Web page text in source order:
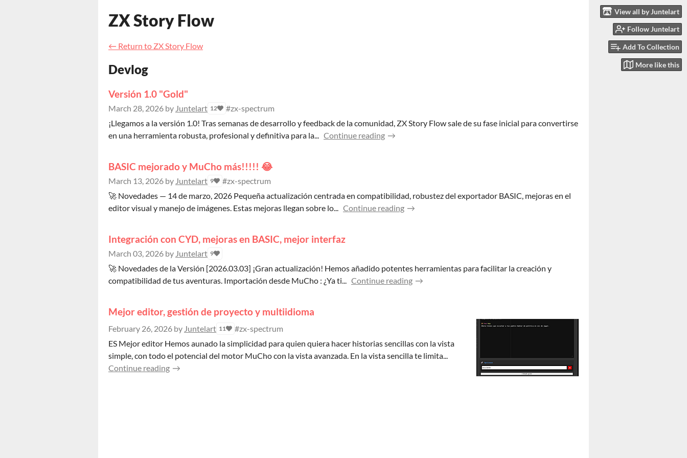
View all by Juntelart
Follow Juntelart
Add To Collection
More like this
ZX Story Flow
← Return to ZX Story Flow
Devlog
Versión 1.0 "Gold"
March 28, 2026 by Juntelart 12
#zx-spectrum
¡Llegamos a la versión 1.0! Tras semanas de desarrollo y feedback de la comunidad, ZX Story Flow sale de su fase inicial para convertirse
en una herramienta robusta, profesional y definitiva para la... Continue reading
BASIC mejorado y MuCho más!!!!! 😂
March 13, 2026 by Juntelart 9
#zx-spectrum
🚀 Novedades — 14 de marzo, 2026 Pequeña actualización centrada en compatibilidad, robustez del exportador BASIC, mejoras en el
editor visual y manejo de imágenes. Estas mejoras llegan sobre lo... Continue reading
Integración con CYD, mejoras en BASIC, mejor interfaz
March 03, 2026 by Juntelart 9
🚀 Novedades de la Versión [2026.03.03] ¡Gran actualización! Hemos añadido potentes herramientas para facilitar la creación y
compatibilidad de tus aventuras. Importación desde MuCho : ¿Ya ti... Continue reading
Mejor editor, gestión de proyecto y multiidioma
February 26, 2026 by Juntelart 11
#zx-spectrum
ES Mejor editor Hemos aunado la simplicidad para quien quiera hacer historias sencillas con la vista
simple, con todo el potencial del motor MuCho con la vista avanzada. En la vista sencilla te limita...
Continue reading